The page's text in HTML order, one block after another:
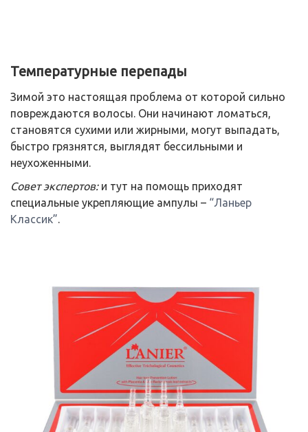
Температурные перепады
Зимой это настоящая проблема от которой сильно
повреждаются волосы. Они начинают ломаться,
становятся сухими или жирными, могут выпадать,
быстро грязнятся, выглядят бессильными и
неухоженными.
Совет экспертов: и тут на помощь приходят
специальные укрепляющие ампулы – “Ланьер
Классик”.